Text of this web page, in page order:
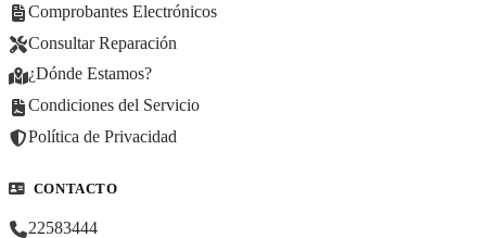
Comprobantes Electrónicos
Consultar Reparación
¿Dónde Estamos?
Condiciones del Servicio
Política de Privacidad
CONTACTO
22583444